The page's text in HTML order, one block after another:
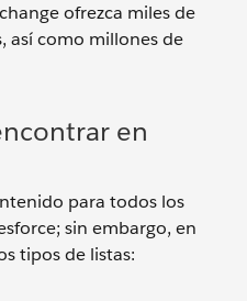
ofrezca miles de
así como millones de
en
para todos los
sin embargo, en
tipos de listas: